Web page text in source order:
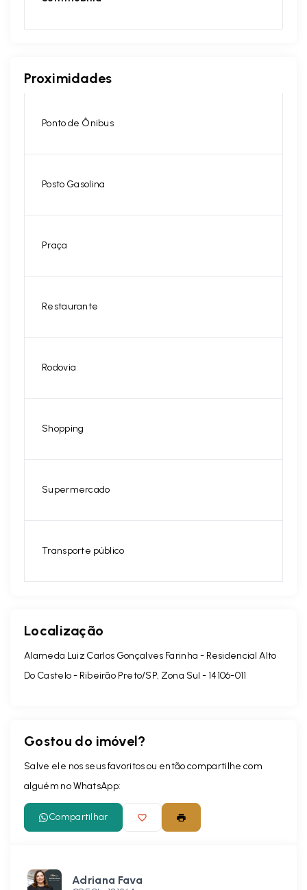
Proximidades
Ponto de Ônibus
Posto Gasolina
Praça
Restaurante
Rodovia
Shopping
Supermercado
Transporte público
Localização
Alameda Luiz Carlos Gonçalves Farinha - Residencial Alto
Do Castelo - Ribeirão Preto/SP, Zona Sul - 14106-011
Gostou do imóvel?
Salve ele nos seus favoritos ou então compartilhe com
alguém no WhatsApp:
Compartilhar
Adriana Fava